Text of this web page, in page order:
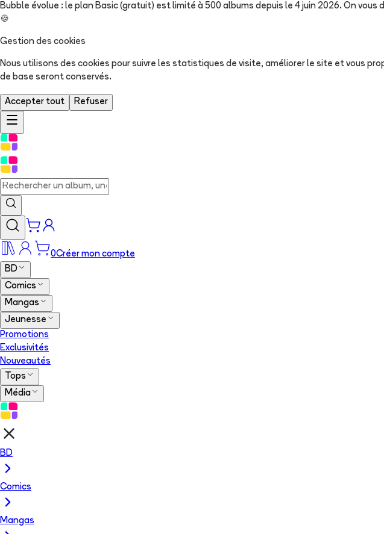
Bubble évolue : le plan Basic (gratuit) est limité à 500 albums depuis le 4 juin 2026. On
🍪
Gestion des cookies
Nous utilisons des cookies pour suivre les statistiques de visite, améliorer le site et vous
de base seront conservés.
Accepter tout Refuser
0Créer mon compte
BD
Comics
Mangas
Jeunesse
Promotions
Exclusivités
Nouveautés
Tops
Média
BD
Comics
Mangas